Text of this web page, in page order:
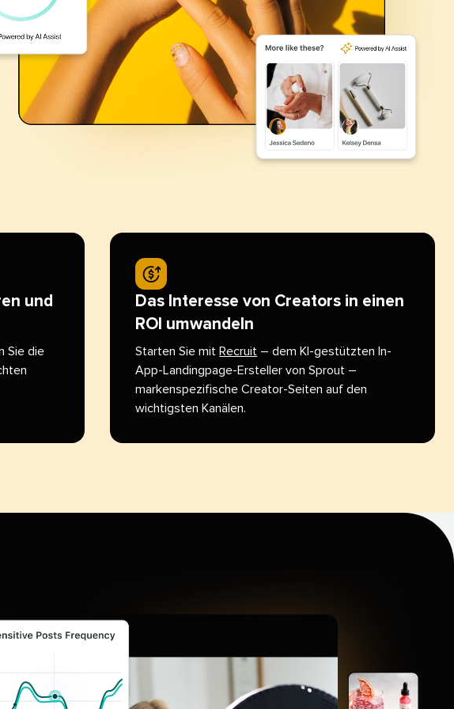
und
Sie die
Das Interesse von Creators in einen
ROI umwandeln​​
Starten Sie mit Recruit – dem KI-gestützten In-
App-Landingpage-Ersteller von Sprout –
markenspezifische Creator-Seiten auf den
wichtigsten Kanälen.​​